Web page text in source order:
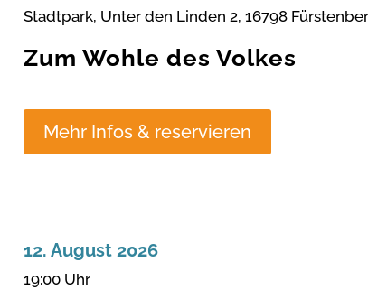
Stadtpark, Unter den Linden 2, 16798
Zum Wohle des Volkes
Mehr Infos & reservieren
12. August 2026
19:00 Uhr